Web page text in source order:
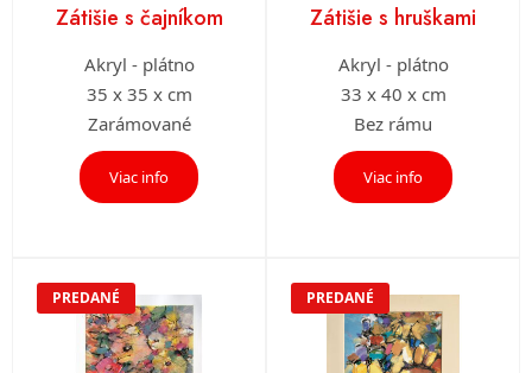
Zátišie s čajníkom
Akryl - plátno
35 x 35 x cm
Zarámované
Viac info
Zátišie s hruškami
Akryl - plátno
33 x 40 x cm
Bez rámu
Viac info
PREDANÉ PREDANÉ